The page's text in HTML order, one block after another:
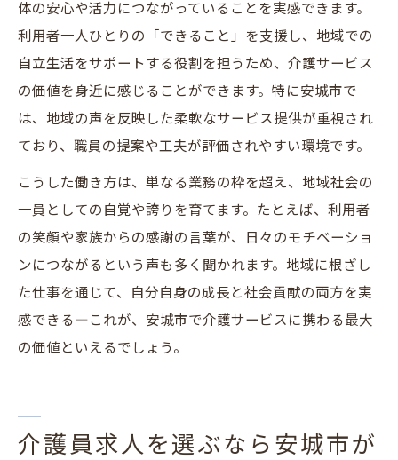
体の安心や活力につながっていることを実感できます。
利用者一人ひとりの「できること」を支援し、地域での
自立生活をサポートする役割を担うため、介護サービス
の価値を身近に感じることができます。特に安城市で
は、地域の声を反映した柔軟なサービス提供が重視され
ており、職員の提案や工夫が評価されやすい環境です。
こうした働き方は、単なる業務の枠を超え、地域社会の
一員としての自覚や誇りを育てます。たとえば、利用者
の笑顔や家族からの感謝の言葉が、日々のモチベーショ
ンにつながるという声も多く聞かれます。地域に根ざし
た仕事を通じて、自分自身の成長と社会貢献の両方を実
感できる―これが、安城市で介護サービスに携わる最大
の価値といえるでしょう。
介護員求人を選ぶなら安城市が